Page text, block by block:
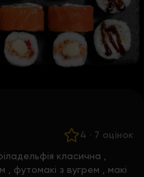
4 · 7 оцінок
класична
футомакі з вугрем
макі